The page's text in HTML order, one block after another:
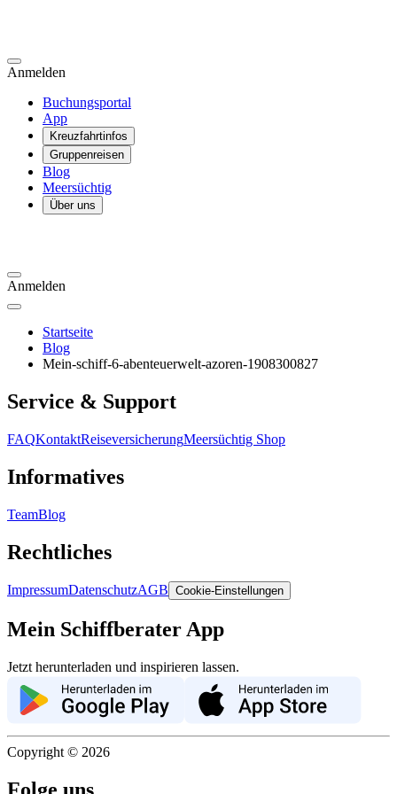
Anmelden
Buchungsportal
App
Kreuzfahrtinfos
Gruppenreisen
Blog
Meersüchtig
Über uns
Anmelden
Startseite
Blog
Mein-schiff-6-abenteuerwelt-azoren-1908300827
Service & Support
FAQKontaktReiseversicherungMeersüchtig Shop
Informatives
TeamBlog
Rechtliches
ImpressumDatenschutzAGB Cookie-Einstellungen
Mein Schiffberater App
Jetzt herunterladen und inspirieren lassen.
Copyright © 2026